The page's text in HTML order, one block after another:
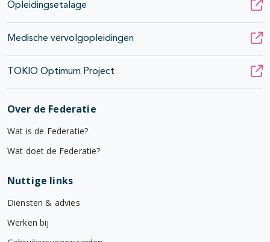
Opleidingsetalage
Medische vervolgopleidingen
TOKIO Optimum Project
Over de Federatie
Wat is de Federatie?
Wat doet de Federatie?
Nuttige links
Diensten & advies
Werken bij